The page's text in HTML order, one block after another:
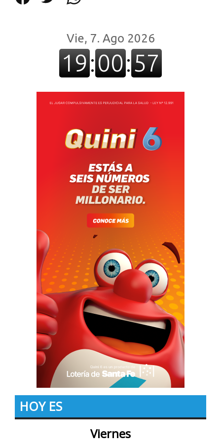
FacebookTwitterWhatsApp
HOY ES
Viernes